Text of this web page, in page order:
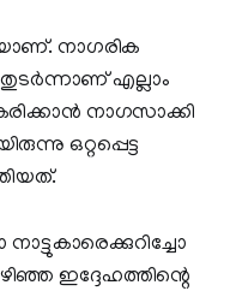
നാഗരിക
എല്ലാം
നാഗസാക്കി
ഒറ്റപ്പെട്ട
നാട്ടുകാരെക്കുറിച്ചോ
ഇദ്ദേഹത്തിന്റെ